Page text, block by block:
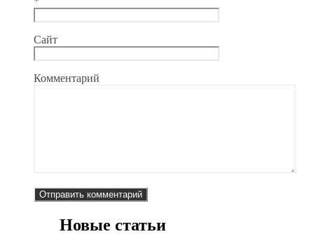
Сайт
Комментарий
Новые статьи